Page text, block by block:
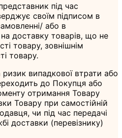
під час
своїм підписом в
або в
доставку товарів, що не
товару, зовнішнім
товару.
ризик випадкової втрати або
до Покупця або
отримання Товару
Товару при самостійній
чи під час передачі
доставки (перевізнику)